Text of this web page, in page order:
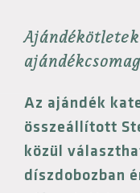
Az ajándék
összeállított
közül
díszdobozban